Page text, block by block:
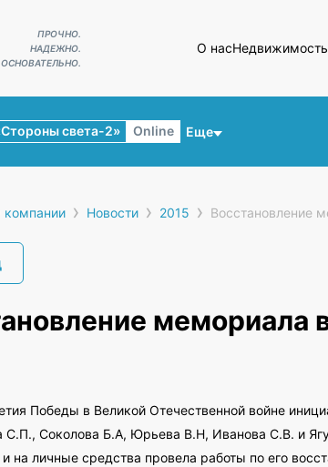
ПРОЧНО.
НАДЕЖНО.
ОСНОВАТЕЛЬНО.
О насНедвижимость
Еще
света-2» Online
компании › Новости › 2015 › Восстановление
мемориала
Победы в Великой Отечественной войне
С.П., Соколова Б.А, Юрьева В.Н, Иванова С.В. и
на личные средства провела работы по его